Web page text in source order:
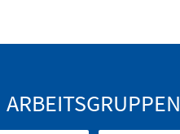
ARBEITSGRUPPEN